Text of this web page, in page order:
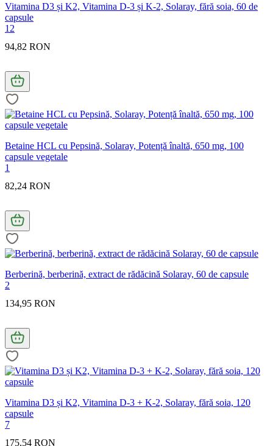
Vitamina D3 și K2, Vitamina D-3 și K-2, Solaray, fără soia, 60 de
capsule
12
94,82 RON
Betaine HCL cu Pepsină, Solaray, Potență înaltă, 650 mg, 100
capsule vegetale
1
82,24 RON
Berberină, berberină, extract de rădăcină Solaray, 60 de capsule
2
134,95 RON
Vitamina D3 și K2, Vitamina D-3 + K-2, Solaray, fără soia, 120
capsule
7
175,54 RON